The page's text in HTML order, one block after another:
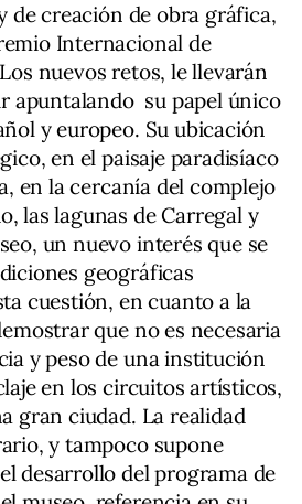
de creación de obra gráfica,
Internacional de
nuevos retos, le llevarán
apuntalando su papel único
y europeo. Su ubicación
en el paisaje paradisíaco
en la cercanía del complejo
las lagunas de Carregal y
un nuevo interés que se
geográficas
cuestión, en cuanto a la
que no es necesaria
y peso de una institución
en los circuitos artísticos,
gran ciudad. La realidad
y tampoco supone
desarrollo del programa de